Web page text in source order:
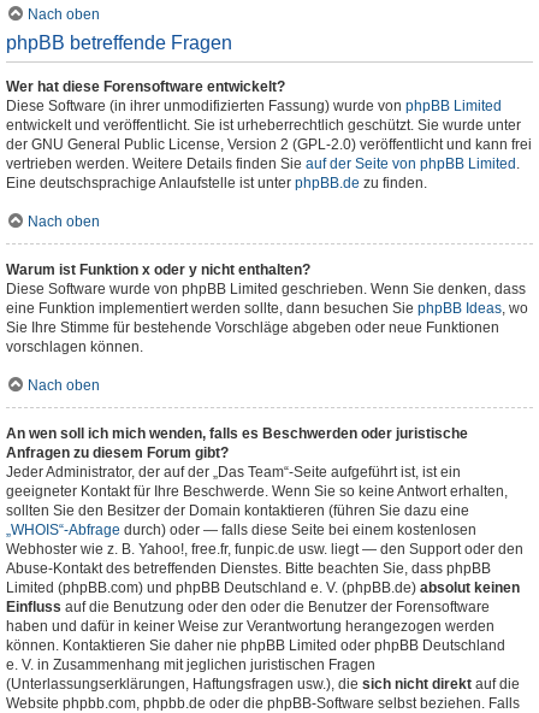
Nach oben
phpBB betreffende Fragen
Wer hat diese Forensoftware entwickelt?
Diese Software (in ihrer unmodifizierten Fassung) wurde von phpBB Limited
entwickelt und veröffentlicht. Sie ist urheberrechtlich geschützt. Sie wurde unter
der GNU General Public License, Version 2 (GPL-2.0) veröffentlicht und kann frei
vertrieben werden. Weitere Details finden Sie auf der Seite von phpBB Limited .
Eine deutschsprachige Anlaufstelle ist unter phpBB.de zu finden.
Nach oben
Warum ist Funktion x oder y nicht enthalten?
Diese Software wurde von phpBB Limited geschrieben. Wenn Sie denken, dass
eine Funktion implementiert werden sollte, dann besuchen Sie phpBB Ideas, wo
Sie Ihre Stimme für bestehende Vorschläge abgeben oder neue Funktionen
vorschlagen können.
Nach oben
An wen soll ich mich wenden, falls es Beschwerden oder juristische
Anfragen zu diesem Forum gibt?
Jeder Administrator, der auf der „Das Team“-Seite aufgeführt ist, ist ein
geeigneter Kontakt für Ihre Beschwerde. Wenn Sie so keine Antwort erhalten,
sollten Sie den Besitzer der Domain kontaktieren (führen Sie dazu eine
„WHOIS“-Abfrage durch) oder — falls diese Seite bei einem kostenlosen
Webhoster wie z. B. Yahoo!, free.fr, funpic.de usw. liegt — den Support oder den
Abuse-Kontakt des betreffenden Dienstes. Bitte beachten Sie, dass phpBB
Limited (phpBB.com) und phpBB Deutschland e. V. (phpBB.de) absolut keinen
Einfluss auf die Benutzung oder den oder die Benutzer der Forensoftware
haben und dafür in keiner Weise zur Verantwortung herangezogen werden
können. Kontaktieren Sie daher nie phpBB Limited oder phpBB Deutschland
e. V. in Zusammenhang mit jeglichen juristischen Fragen
(Unterlassungserklärungen, Haftungsfragen usw.), die sich nicht direkt auf die
Website phpbb.com, phpbb.de oder die phpBB-Software selbst beziehen. Falls